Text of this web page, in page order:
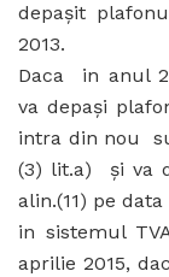
depaşit
2013.
Daca in anul
va depaşi
intra din nou
(3) lit.a) şi va
alin.(11) pe
in sistemul
aprilie 2015,